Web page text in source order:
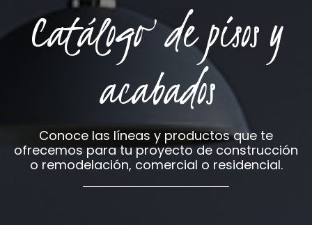
Catálogo de pisos y
acabados
Conoce las líneas y productos que te
ofrecemos para tu proyecto de construcción
o remodelación, comercial o residencial.